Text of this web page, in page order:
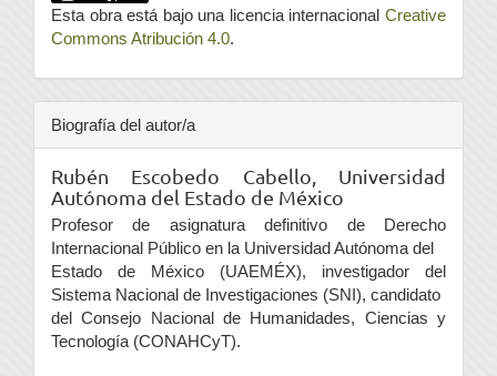
Esta obra está bajo una licencia internacional Creative
Commons Atribución 4.0.
Biografía del autor/a
Rubén Escobedo Cabello, Universidad
Autónoma del Estado de México
Profesor de asignatura definitivo de Derecho
Internacional Público en la Universidad Autónoma del
Estado de México (UAEMÉX), investigador del
Sistema Nacional de Investigaciones (SNI), candidato
del Consejo Nacional de Humanidades, Ciencias y
Tecnología (CONAHCyT).